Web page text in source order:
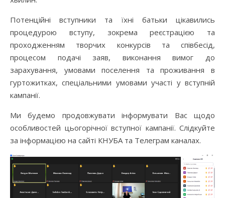
Потенційні вступники та їхні батьки цікавились
процедурою вступу, зокрема реєстрацією та
проходженням творчих конкурсів та співбесід,
процесом подачі заяв, виконання вимог до
зарахування, умовами поселення та проживання в
гуртожитках, спеціальними умовами участі у вступній
кампанії.
Ми будемо продовжувати інформувати Вас щодо
особливостей цьогорічної вступної кампанії. Слідкуйте
за інформацією на сайті КНУБА та Телеграм каналах.